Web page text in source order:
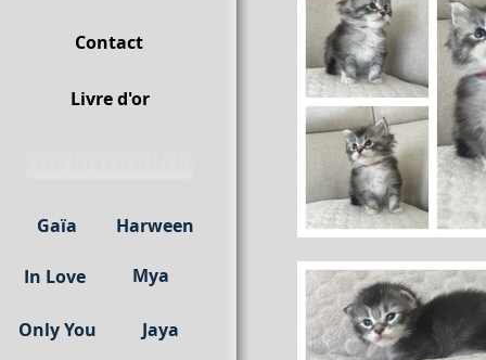
Contact
Livre d'or
Gaïa Harween
In Love Mya
Only You Jaya